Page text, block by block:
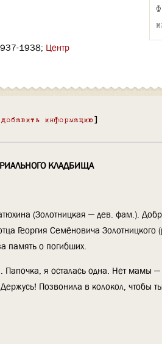
1938; Центр
добавить информацию ]
КЛАДБИЩА
(Золотницкая — дев. фам.).
Георгия Семёновича
память о погибших.
Папочка, я осталась одна. Нет мамы
Позвонила в колокол, чтобы